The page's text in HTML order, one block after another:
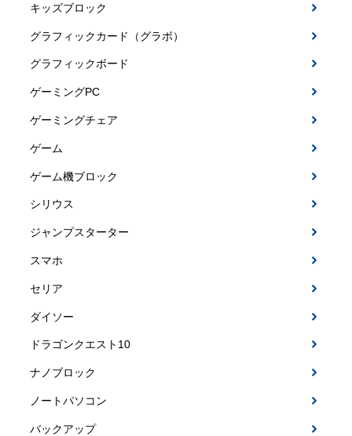
キッズブロック
グラフィックカード（グラボ）
グラフィックボード
ゲーミングPC
ゲーミングチェア
ゲーム
ゲーム機ブロック
シリウス
ジャンプスターター
スマホ
セリア
ダイソー
ドラゴンクエスト10
ナノブロック
ノートパソコン
バックアップ